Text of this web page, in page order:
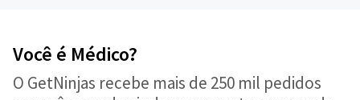
Você é Médico?
O GetNinjas recebe mais de 250 mil pedidos